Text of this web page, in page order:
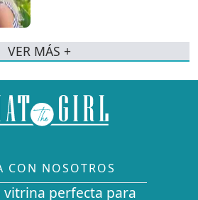
VER MÁS +
CON NOSOTROS
vitrina perfecta para